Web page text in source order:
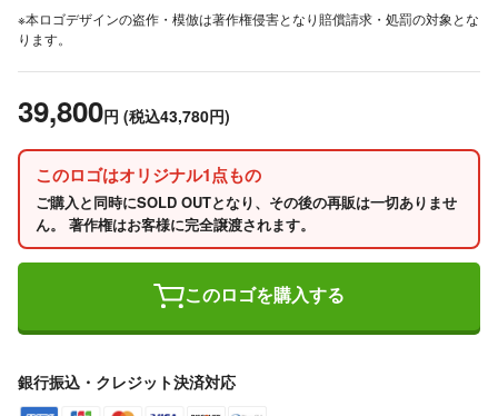
※本ロゴデザインの盗作・模倣は著作権侵害となり賠償請求・処罰の対象とな
ります。
39,800円 (税込43,780円)
このロゴはオリジナル1点もの
ご購入と同時にSOLD OUTとなり、その後の再販は一切ありませ
ん。 著作権はお客様に完全譲渡されます。
このロゴを購入する
銀行振込・クレジット決済対応